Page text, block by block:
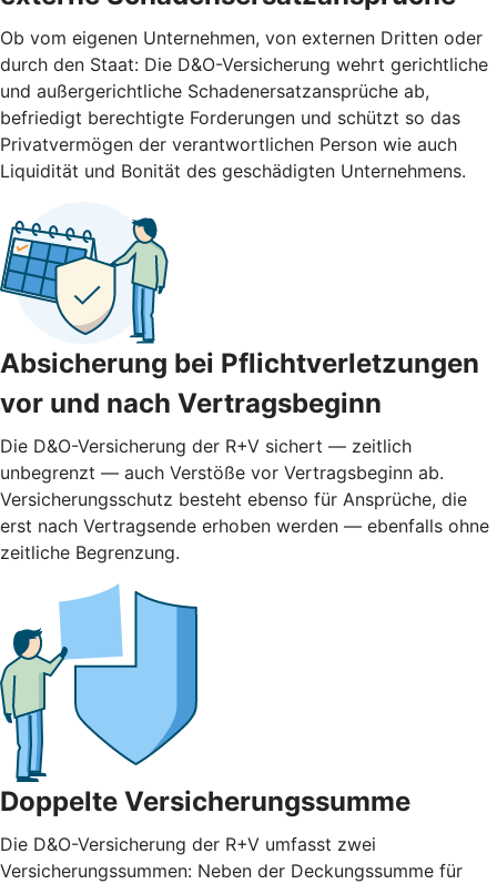
Ob vom eigenen Unternehmen, von externen Dritten oder
durch den Staat: Die D&O-Versicherung wehrt gerichtliche
und außergerichtliche Schadenersatzansprüche ab,
befriedigt berechtigte Forderungen und schützt so das
Privatvermögen der verantwortlichen Person wie auch
Liquidität und Bonität des geschädigten Unternehmens.
Absicherung bei Pflichtverletzungen
vor und nach ­Vertragsbeginn
Die D&O-Versicherung der R+V sichert — zeitlich
unbegrenzt — auch Verstöße vor Vertragsbeginn ab.
Versicherungsschutz besteht ebenso für Ansprüche, die
erst nach Vertragsende erhoben werden — ebenfalls ohne
zeitliche Begrenzung.
Doppelte Versicherungssumme
Die D&O-Versicherung der R+V umfasst zwei
Versicherungssummen: Neben der Deckungssumme für